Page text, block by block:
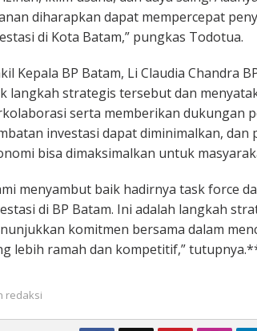
diharapkan dapat mempercepat
di Kota Batam,” pungkas Todotua.
Kepala BP Batam, Li Claudia Chandra
langkah strategis tersebut dan
serta memberikan dukungan
investasi dapat diminimalkan,
bisa dimaksimalkan untuk
menyambut baik hadirnya task force
di BP Batam. Ini adalah langkah
komitmen bersama dalam
lebih ramah dan kompetitif,”
redaksi